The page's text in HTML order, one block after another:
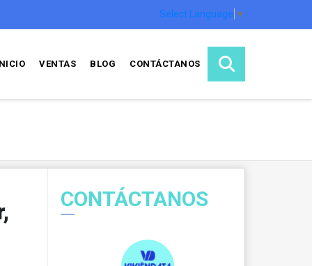
Select Language ▼
VENTAS BLOG CONTÁCTANOS
CONTÁCTANOS